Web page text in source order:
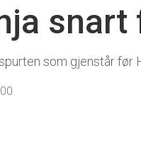
snart
som gjenstår før